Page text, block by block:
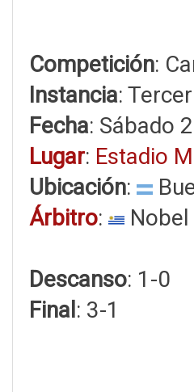
Competición:
Instancia:
Fecha: Sábado
Lugar: Estadio
Ubicación:
Árbitro:
Descanso: 1-0
Final : 3-1